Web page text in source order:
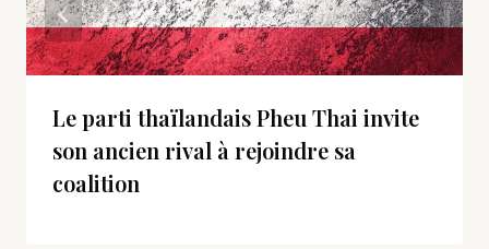
Le parti thaïlandais Pheu Thai invite
son ancien rival à rejoindre sa
coalition